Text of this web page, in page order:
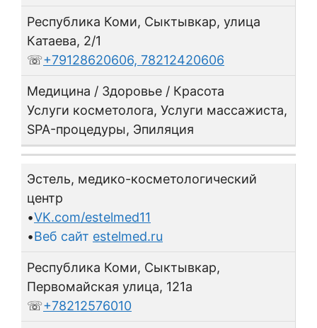
Республика Коми, Сыктывкар, улица
Катаева, 2/1
☏+79128620606, 78212420606
Медицина / Здоровье / Красота
Услуги косметолога, Услуги массажиста,
SPA-процедуры, Эпиляция
Эстель, медико-косметологический
центр
•VK.com/estelmed11
•Веб сайт estelmed.ru
Республика Коми, Сыктывкар,
Первомайская улица, 121а
☏+78212576010